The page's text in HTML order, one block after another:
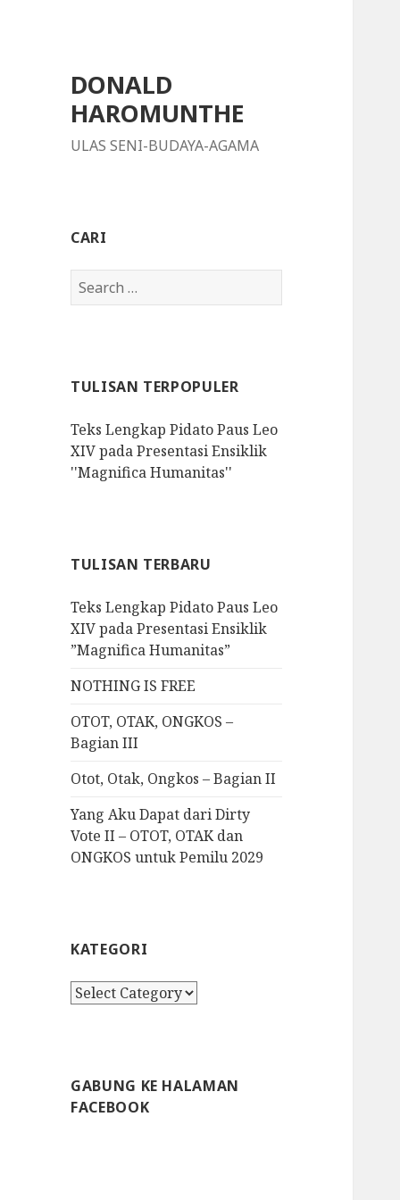
DONALD
HAROMUNTHE
ULAS SENI-BUDAYA-AGAMA
CARI
S
e
h
o
r
:
TULISAN TERPOPULER
Teks Lengkap Pidato Paus Leo
XIV pada Presentasi Ensiklik
''Magnifica Humanitas''
TULISAN TERBARU
Teks Lengkap Pidato Paus Leo
XIV pada Presentasi Ensiklik
”Magnifica Humanitas”
NOTHING IS FREE
OTOT, OTAK, ONGKOS –
Bagian III
Otot, Otak, Ongkos – Bagian II
Yang Aku Dapat dari Dirty
Vote II – OTOT, OTAK dan
ONGKOS untuk Pemilu 2029
KATEGORI
K
g
o
GABUNG KE HALAMAN
FACEBOOK